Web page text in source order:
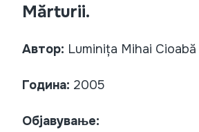
Mărturii.
Автор: Luminița Mihai Cioabă
Година: 2005
Објавување: